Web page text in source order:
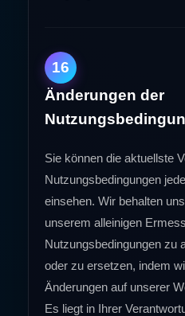
16
Änderungen der
Sie können die aktuellste
Nutzungsbedingungen
einsehen. Wir behalten
unserem alleinigen
Nutzungsbedingungen zu
oder zu ersetzen, indem
Änderungen auf unserer
Es liegt in Ihrer